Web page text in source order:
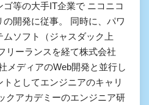
等の大手IT企業で ニコニコ
開発に従事。 同時に、パワ
ソフト（ジャスダック上
リーランスを経て株式会社
メディアのWeb開発と並行し
としてエンジニアのキャリ
クアカデミーのエンジニア研